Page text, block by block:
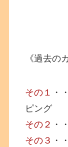
《過去の
その１ ・
ピング
その２ ・
その３ ・